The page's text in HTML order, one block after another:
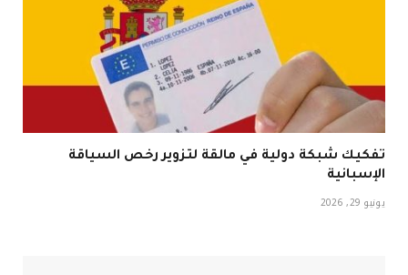
تفكيك شبكة دولية في مالقة لتزوير رخص السياقة
الإسبانية
يونيو 29, 2026